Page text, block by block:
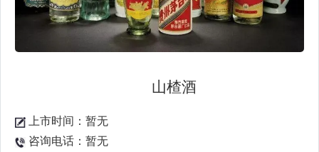
山楂酒
上市时间：暂无
咨询电话：暂无